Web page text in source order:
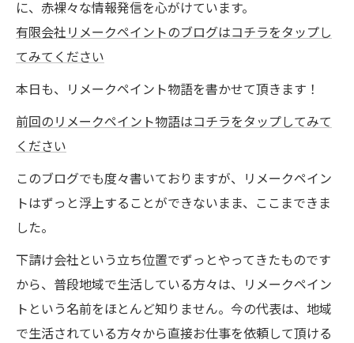
に、赤裸々な情報発信を心がけています。
有限会社リメークペイントのブログはコチラをタップし
てみてください
本日も、リメークペイント物語を書かせて頂きます！
前回のリメークペイント物語はコチラをタップしてみて
ください
このブログでも度々書いておりますが、リメークペイン
トはずっと浮上することができないまま、ここまできま
した。
下請け会社という立ち位置でずっとやってきたものです
から、普段地域で生活している方々は、リメークペイン
トという名前をほとんど知りません。今の代表は、地域
で生活されている方々から直接お仕事を依頼して頂ける